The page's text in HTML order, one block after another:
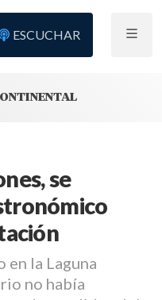
ESCUCHAR
se
en la Laguna
no había